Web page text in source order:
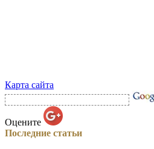
Карта сайта
Оцените
Последние статьи